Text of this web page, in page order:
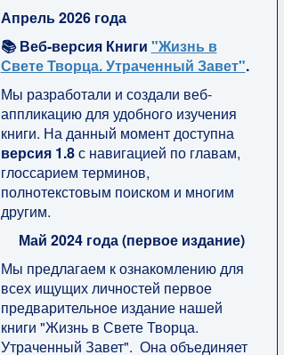
Апрель 2026 года
📚 Веб-версия Книги "Жизнь в
Свете Творца. Утраченный Завет".
Мы разработали и создали веб-
аппликацию для удобного изучения
книги. На данный момент доступна
версия 1.8с навигацией по главам,
глоссарием терминов,
полнотекстовым поиском и многим
другим.
Май 2024 года (первое издание)
Мы предлагаем к ознакомлению для
всех ищущих личностей первое
предварительное издание нашей
книги "Жизнь в Свете Творца.
Утраченный Завет". Она объединяет